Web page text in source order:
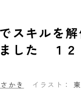
スキルを
した １２
かき イラスト：